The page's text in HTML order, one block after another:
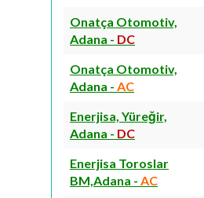
Onatça Otomotiv,
Adana - DC
Onatça Otomotiv,
Adana - AC
Enerjisa, Yüreğir,
Adana - DC
Enerjisa Toroslar
BM,Adana - AC